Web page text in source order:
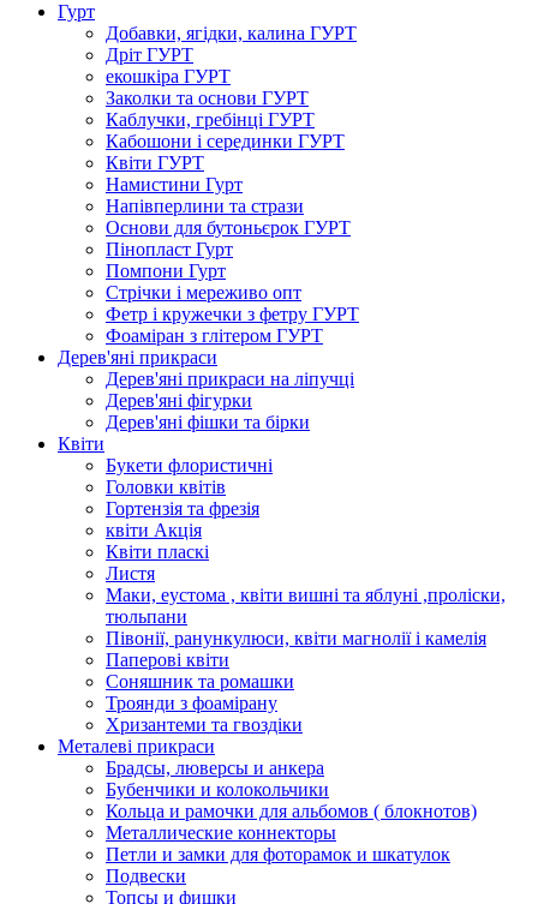
Гурт
Добавки, ягідки, калина ГУРТ
Дріт ГУРТ
екошкіра ГУРТ
Заколки та основи ГУРТ
Каблучки, гребінці ГУРТ
Кабошони і серединки ГУРТ
Квіти ГУРТ
Намистини Гурт
Напівперлини та стрази
Основи для бутоньєрок ГУРТ
Пінопласт Гурт
Помпони Гурт
Стрічки і мереживо опт
Фетр і кружечки з фетру ГУРТ
Фоаміран з глітером ГУРТ
Дерев'яні прикраси
Дерев'яні прикраси на ліпучці
Дерев'яні фігурки
Дерев'яні фішки та бірки
Квіти
Букети флористичні
Головки квітів
Гортензія та фрезія
квіти Акція
Квіти пласкі
Листя
Маки, еустома , квіти вишні та яблуні ,проліски,
тюльпани
Півонії, ранункулюси, квіти магнолії і камелія
Паперові квіти
Соняшник та ромашки
Троянди з фоамірану
Хризантеми та гвоздіки
Металеві прикраси
Брадсы, люверсы и анкера
Бубенчики и колокольчики
Кольца и рамочки для альбомов ( блокнотов)
Металлические коннекторы
Петли и замки для фоторамок и шкатулок
Подвески
Топсы и фишки